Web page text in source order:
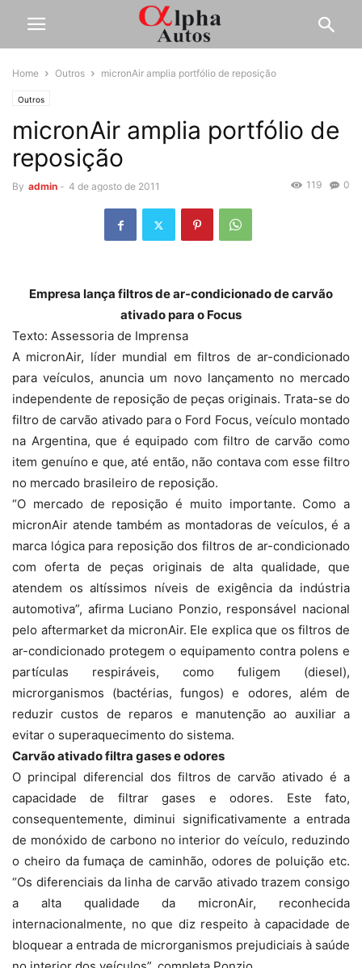
Home Outros micronAir amplia portfólio de reposição
Outros
micronAir amplia portfólio de
reposição
By admin - 4 de agosto de 2011 0
119
Empresa lança filtros de ar-condicionado de carvão
ativado para o Focus
Texto: Assessoria de Imprensa
A micronAir, líder mundial em filtros de ar-condicionado
para veículos, anuncia um novo lançamento no mercado
independente de reposição de peças originais. Trata-se do
filtro de carvão ativado para o Ford Focus, veículo montado
na Argentina, que é equipado com filtro de carvão como
item genuíno e que, até então, não contava com esse filtro
no mercado brasileiro de reposição.
“O mercado de reposição é muito importante. Como a
micronAir atende também as montadoras de veículos, é a
marca lógica para reposição dos filtros de ar-condicionado
com oferta de peças originais de alta qualidade, que
atendem os altíssimos níveis de exigência da indústria
automotiva”, afirma Luciano Ponzio, responsável nacional
pelo aftermarket da micronAir. Ele explica que os filtros de
ar-condicionado protegem o equipamento contra polens e
partículas respiráveis, como fuligem (diesel),
microrganismos (bactérias, fungos) e odores, além de
reduzir custos de reparos e manutenção ao auxiliar a
evitar o superaquecimento do sistema.
Carvão ativado filtra gases e odores
O principal diferencial dos filtros de carvão ativado é a
capacidade de filtrar gases e odores. Este fato,
consequentemente, diminui significativamente a entrada
de monóxido de carbono no interior do veículo, reduzindo
o cheiro da fumaça de caminhão, odores de poluição etc.
“Os diferenciais da linha de carvão ativado trazem consigo
a alta qualidade da micronAir, reconhecida
internacionalmente, no que diz respeito à capacidade de
bloquear a entrada de microrganismos prejudiciais à saúde